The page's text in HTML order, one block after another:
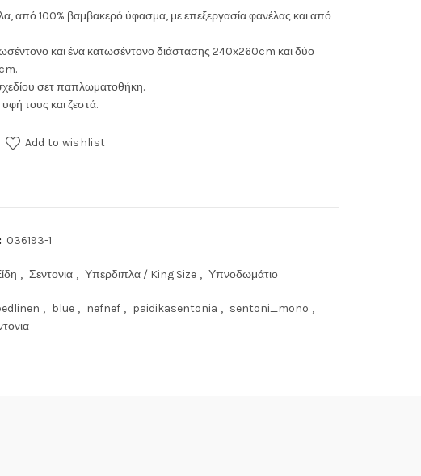
τρέχουσα
τιμή
είναι:
από 100% βαμβακερό ύφασμα, με επεξεργασία φανέλας και από
και ένα κατωσέντονο διάστασης 240x260cm και δύο
σετ παπλωματοθήκη.
τους και ζεστά.
Add to wishlist
036193-1
, Σεντονια , Υπερδιπλα / King Size , Υπνοδωμάτιο
, blue , nefnef , paidikasentonia , sentoni_mono ,